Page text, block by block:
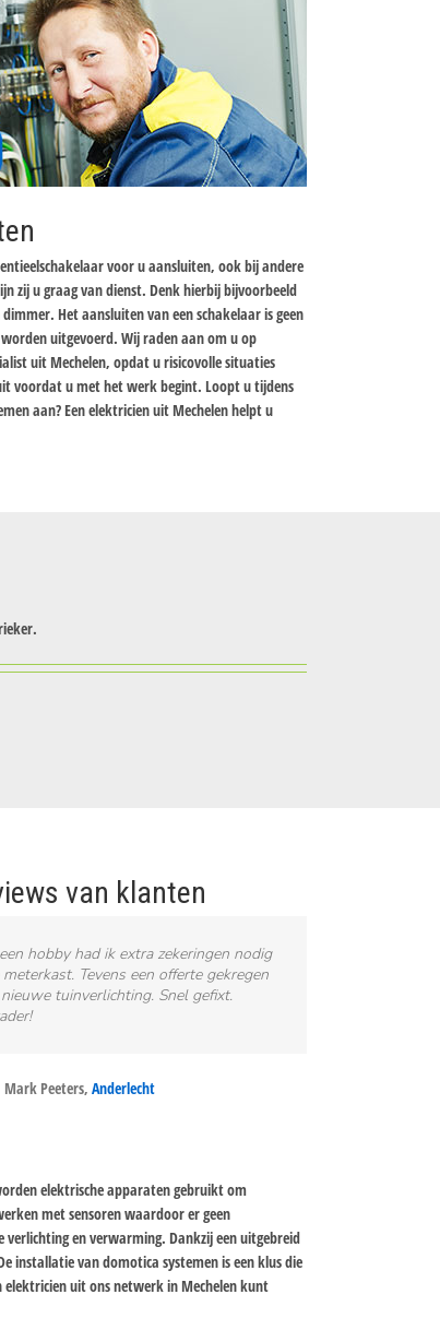
voor u aansluiten, ook bij andere
zij u graag van dienst. Denk hierbij bijvoorbeeld
Het aansluiten van een schakelaar is geen
uitgevoerd. Wij raden aan om u op
uit Mechelen, opdat u risicovolle situaties
voordat u met het werk begint. Loopt u tijdens
aan? Een elektricien uit Mechelen helpt u
van klanten
hobby had ik extra zekeringen nodig
Tevens een offerte gekregen
tuinverlichting. Snel gefixt.
Mark Peeters, Anderlecht
elektrische apparaten gebruikt om
met sensoren waardoor er geen
en verwarming. Dankzij een uitgebreid
installatie van domotica systemen is een klus die
uit ons netwerk in Mechelen kunt